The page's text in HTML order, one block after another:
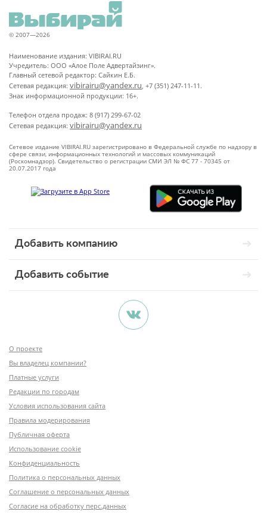
© 2007—2026
Наименование издания: VIBIRAI.RU
Учредитель: ООО «Алое Поле Адвертайзинг».
Главный сетевой редактор: Сайкин Е.Б.
Сетевая редакция: vibirairu@yandex.ru, +7 (351) 247-11-11.
Знак информационной продукции: 16+.
Телефон отдела продаж: 8 (917) 299-67-02
Сетевая редакция: vibirairu@yandex.ru
Сетевое издание VIBIRAI.RU зарегистрировано в Федеральной службе по надзору в
сфере связи, информационных технологий и массовых коммуникаций
(Роскомнадзор). Свидетельство о регистрации СМИ ЭЛ № ФС 77 - 70345 от
20.07.2017 года
Добавить компанию
Добавить событие
О проекте
Вы владелец компании?
Платные услуги
Редакции по городам
Условия использования сайта
Правила модерирования
Публичная оферта
Использование cookie
Конфиденциальность
Политика о персональных данных
Соглашение о персональных данных
Согласие на обработку перс.данных